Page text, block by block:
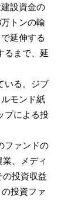
設資金の
トンの輸
延伸する
るまで、延
いる。ジブ
モンド紙
プによる投
ファンドの
、メディ
投資収益
投資ファ